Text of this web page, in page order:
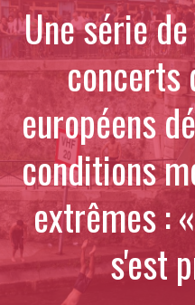
Une série
concerts
européens
conditions
extrêmes :
s'est